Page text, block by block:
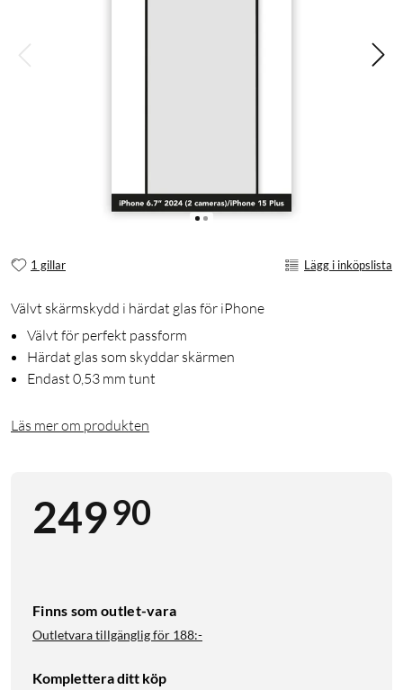
1 gillar Lägg i inköpslista
Välvt skärmskydd i härdat glas för iPhone
Välvt för perfekt passform
Härdat glas som skyddar skärmen
Endast 0,53 mm tunt
Läs mer om produkten
24990
Finns som outlet-vara
Outletvara tillgänglig för 188:-
Komplettera ditt köp